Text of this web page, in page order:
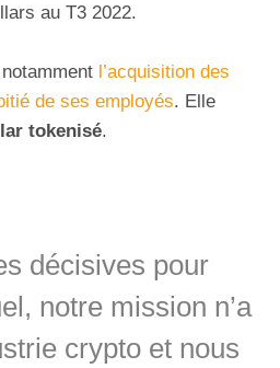
au T3 2022.
l’acquisition des
de ses employés. Elle
tokenisé.
décisives pour
notre mission n’a
crypto et nous